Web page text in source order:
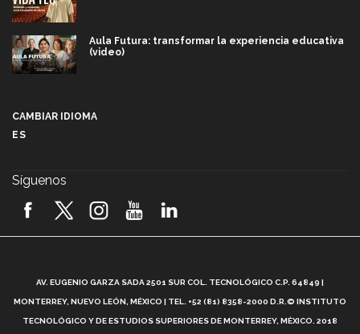
Aula Futura: transformar la experiencia educativa
(video)
2026! (video)
¿Cómo es el Modelo Educativo Tec? (video)
CAMBIAR IDIOMA
ES
Síguenos
AV. EUGENIO GARZA SADA 2501 SUR COL. TECNOLÓGICO C.P. 64849 |
MONTERREY, NUEVO LEÓN, MÉXICO | TEL. +52 (81) 8358-2000 D.R.© INSTITUTO
TECNOLÓGICO Y DE ESTUDIOS SUPERIORES DE MONTERREY, MÉXICO. 2018